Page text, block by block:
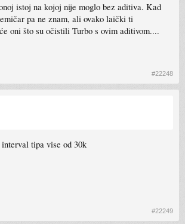
istoj na kojoj nije moglo bez aditiva. Kad
pa ne znam, ali ovako laički ti
oni što su očistili Turbo s ovim aditivom....
#22248
tipa vise od 30k
#22249